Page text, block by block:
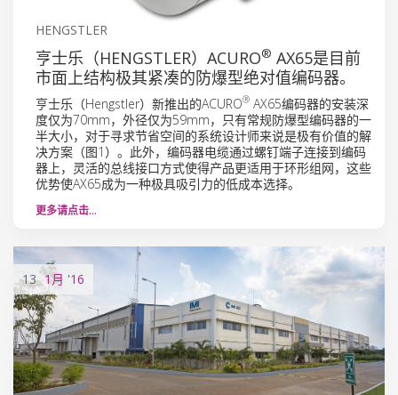
HENGSTLER
亨士乐（HENGSTLER）ACURO® AX65是目前
市面上结构极其紧凑的防爆型绝对值编码器。
亨士乐（Hengstler）新推出的ACURO® AX65编码器的安装深
度仅为70mm，外径仅为59mm，只有常规防爆型编码器的一
半大小，对于寻求节省空间的系统设计师来说是极有价值的解
决方案（图1）。此外，编码器电缆通过螺钉端子连接到编码
器上，灵活的总线接口方式使得产品更适用于环形组网，这些
优势使AX65成为一种极具吸引力的低成本选择。
更多请点击…
13 1月 '16